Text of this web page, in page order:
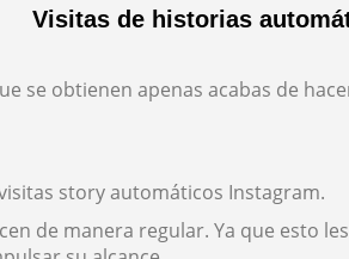
Visitas de historias
se obtienen apenas acabas de
story automáticos Instagram.
de manera regular. Ya que esto les